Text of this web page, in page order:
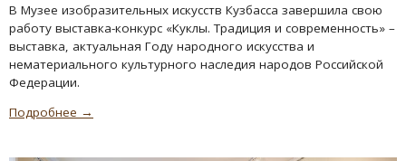
В Музее изобразительных искусств Кузбасса завершила свою
работу выставка-конкурс «Куклы. Традиция и современность» –
выставка, актуальная Году народного искусства и
нематериального культурного наследия народов Российской
Федерации.
Подробнее →